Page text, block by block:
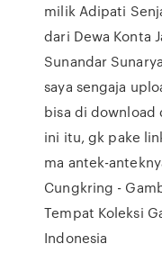
milik Adipati
dari Dewa Konta
Sunandar
saya sengaja
bisa di
ini itu, gk pake
ma antek-
Cungkring -
Tempat Koleksi
Indonesia